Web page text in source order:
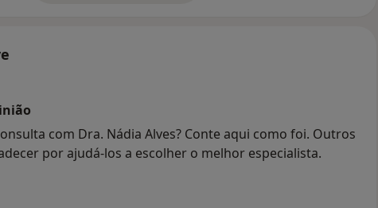
com Dra. Nádia Alves? Conte aqui como foi. Outros
por ajudá-los a escolher o melhor especialista.